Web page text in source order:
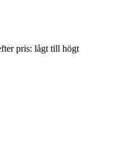
pris: lågt till högt